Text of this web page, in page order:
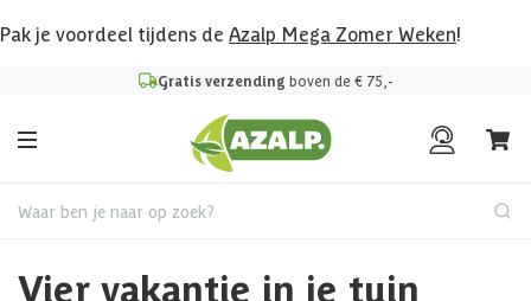
Pak je voordeel tijdens de Azalp Mega Zomer Weken!
Gratis verzending boven de € 75,-
Waar ben je naar op zoek?
Vier vakantie in je tuin